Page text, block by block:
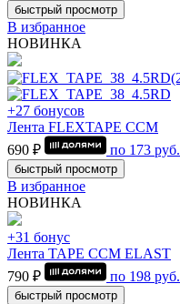
быстрый просмотр
В избранное
НОВИНКА
+27 бонусов
Лента FLEXTAPE CCM
690 ₽
по 173 руб.
быстрый просмотр
В избранное
НОВИНКА
+31 бонус
Лента TAPE CCM ELAST
790 ₽
по 198 руб.
быстрый просмотр